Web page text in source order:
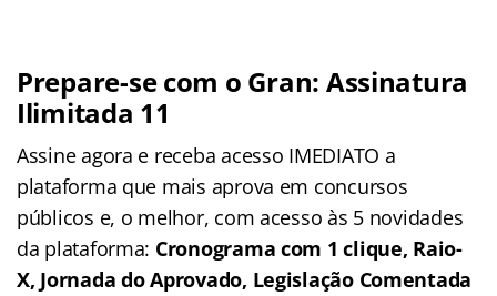
Prepare-se com o Gran: Assinatura
Ilimitada 11
Assine agora e receba acesso IMEDIATO a
plataforma que mais aprova em concursos
públicos e, o melhor, com acesso às 5 novidades
da plataforma: Cronograma com 1 clique, Raio-
X, Jornada do Aprovado, Legislação Comentada